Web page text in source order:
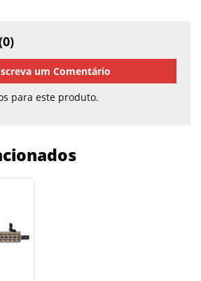
um Comentário
para este produto.